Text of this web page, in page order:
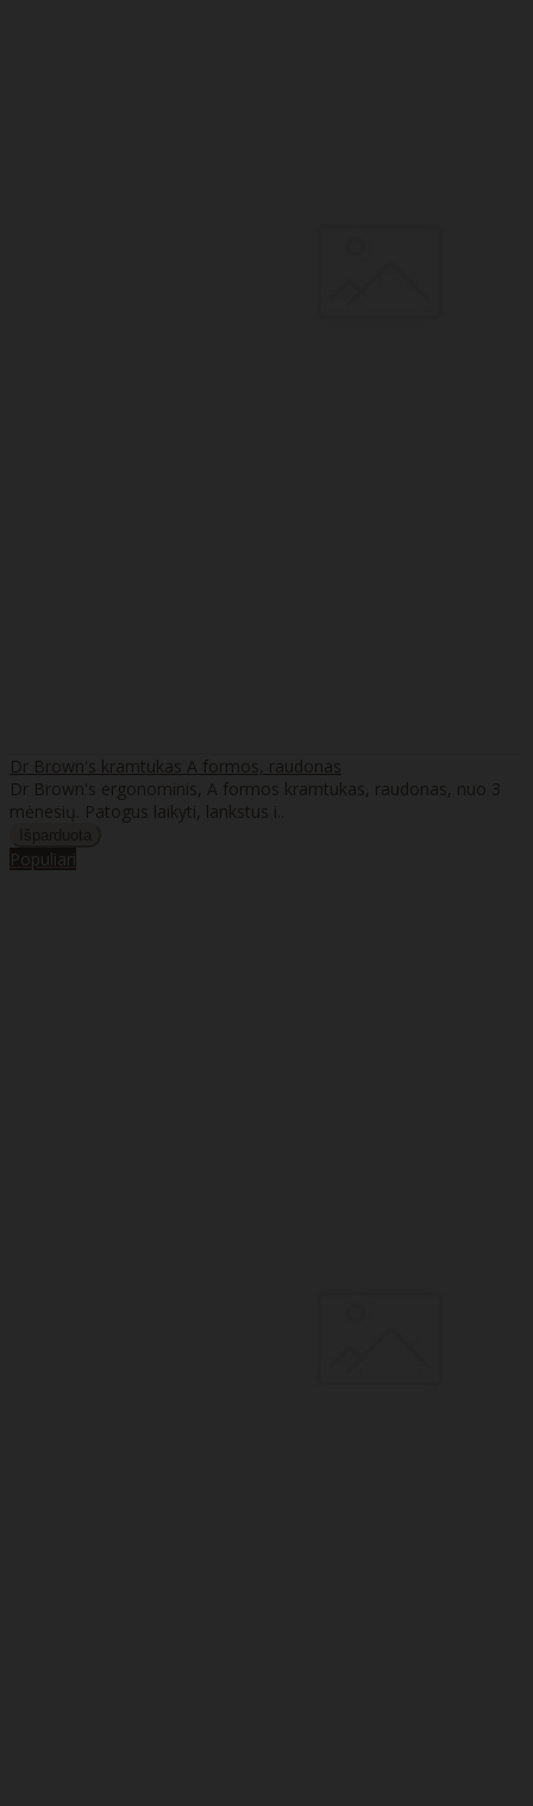
Dr Brown's kramtukas A formos, raudonas
Dr Brown's ergonominis, A formos kramtukas, raudonas, nuo 3
mėnesių. Patogus laikyti, lankstus i..
Populiari